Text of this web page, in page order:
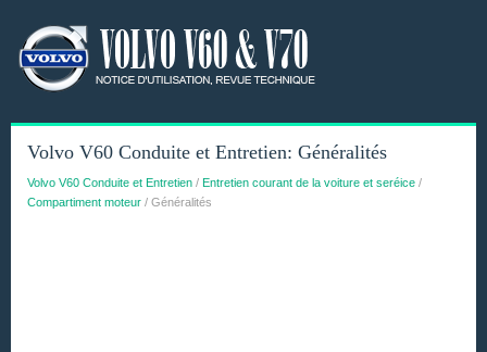
Volvo V60 Conduite et Entretien: Généralités
Volvo V60 Conduite et Entretien / Entretien courant de la voiture et seréice /
Compartiment moteur / Généralités